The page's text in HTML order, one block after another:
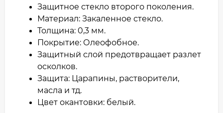
Защитное стекло второго поколения.
Материал: Закаленное стекло.
Толщина: 0,3 мм.
Покрытие: Олеофобное.
Защитный слой предотвращает разлет
осколков.
Защита: Царапины, растворители,
масла и тд.
Цвет окантовки: белый.